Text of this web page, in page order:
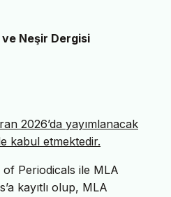
Neşir Dergisi
2026’da yayımlanacak
kabul etmektedir.
Periodicals ile MLA
kayıtlı olup, MLA